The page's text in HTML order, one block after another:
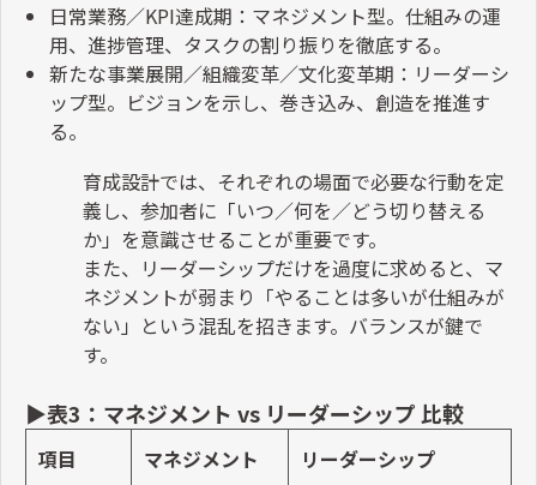
日常業務／KPI達成期：マネジメント型。仕組みの運
用、進捗管理、タスクの割り振りを徹底する。
新たな事業展開／組織変革／文化変革期：リーダーシ
ップ型。ビジョンを示し、巻き込み、創造を推進す
る。
育成設計では、それぞれの場面で必要な行動を定
義し、参加者に「いつ／何を／どう切り替える
か」を意識させることが重要です。
また、リーダーシップだけを過度に求めると、マ
ネジメントが弱まり「やることは多いが仕組みが
ない」という混乱を招きます。バランスが鍵で
す。
▶表3 ：マネジメント vs リーダーシップ 比較
項目 マネジメント リーダーシップ